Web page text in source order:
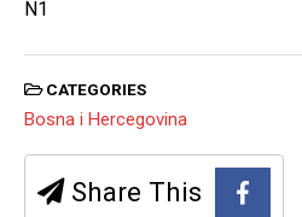
N1
CATEGORIES
Bosna i Hercegovina
Share This